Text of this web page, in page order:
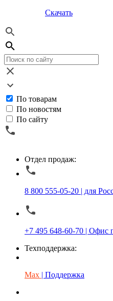
Скачать
По товарам
По новостям
По сайту
Отдел продаж:
8 800 555-05-20 | для
+7 495 648-60-70 | Офис
Техподдержка:
Max | Поддержка